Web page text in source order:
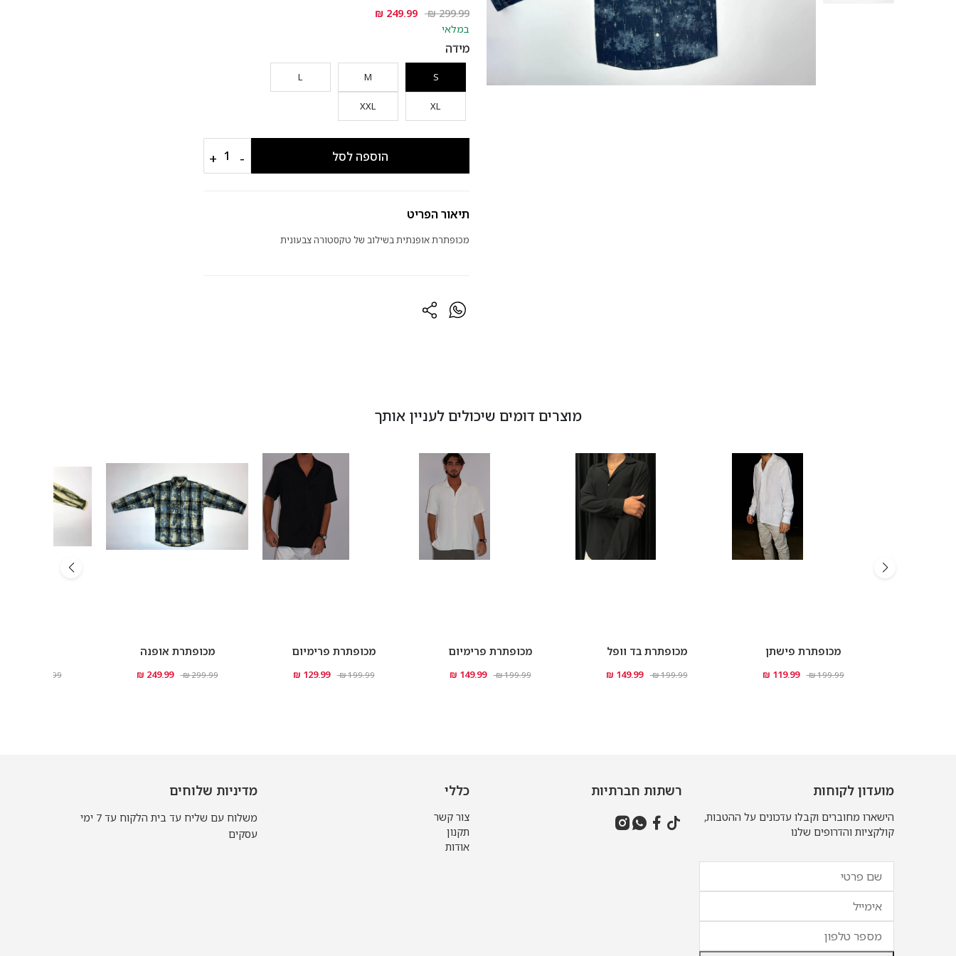
במלאי
מידה
S
M
L
XL
XXL
הוספה לסל −
+
תיאור הפריט
מכופתרת אופנתית בשילוב של טקסטורה צבעונית
מוצרים דומים שיכולים לעניין אותך
מכופתרת פישתן
199.99 ₪
119.99 ₪
מכופתרת בד וופל
199.99 ₪
149.99 ₪
מכופתרת פרימיום
199.99 ₪
149.99 ₪
מכופתרת פרימיום
199.99 ₪
129.99 ₪
מכופתרת אופנה
299.99 ₪
249.99 ₪
299.99 ₪
מועדון לקוחות
הישארו מחוברים וקבלו עדכונים על ההטבות,
קולקציות והדרופים שלנו
רשתות חברתיות כללי
צור קשר
תקנון
אודות
מדיניות שלוחים
משלוח עם שליח עד בית הלקוח עד 7 ימי
עסקים